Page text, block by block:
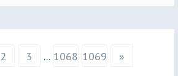
2 3 ... 1068 1069 »